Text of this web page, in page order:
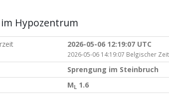
Hypozentrum
2026-05-06 12:19:07 UTC
2026-05-06 14:19:07 Belgischer Zeit
Sprengung im Steinbruch
ML 1.6